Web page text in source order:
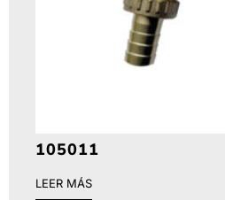
105011
LEER MÁS